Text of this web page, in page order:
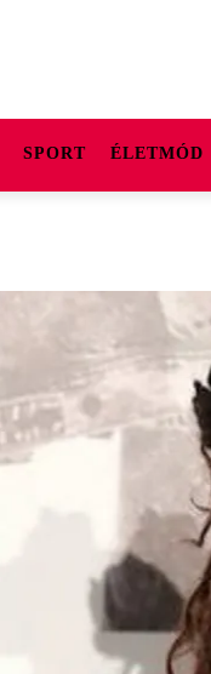
SPORT ÉLETMÓD